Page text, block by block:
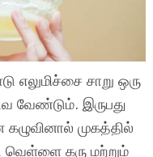
சாறு ஒரு
வேண்டும். இருபது
கழுவினால் முகத்தில்
கரு மற்றும்